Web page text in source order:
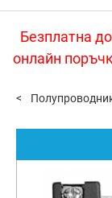
Безплатна
онлайн